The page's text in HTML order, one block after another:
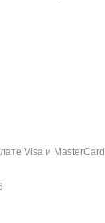
Visa и MasterCard